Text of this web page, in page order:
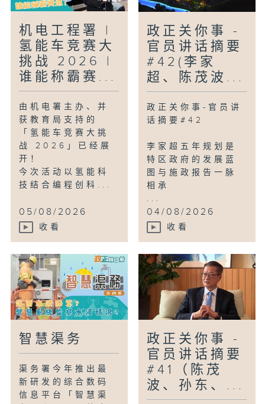
机电工程署 |
氢能车竞赛大
挑战 2026 |
谁能称霸赛...
由机电署主办、并
获教育局支持的
「氢能车竞赛大挑
战 2026」已经展
开！
今次活动以氢能科
技结合编程创科...
05/08/2026
收看
政正关你事 -
官员讲话摘要
#42(李家
超、陈茂波...
政正关你事-官员讲
话摘要#42
李家超五年规划是
特区政府的发展蓝
图与施政报告一脉
相承
...
04/08/2026
收看
智慧渠务
渠务署今年推出最
新研发的综合数码
信息平台「智慧渠
政正关你事 -
官员讲话摘要
#41（陈茂
波、孙东、...